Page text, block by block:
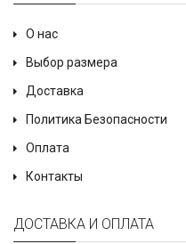
О нас
Выбор размера
Доставка
Политика Безопасности
Оплата
Контакты
ДОСТАВКА И ОПЛАТА